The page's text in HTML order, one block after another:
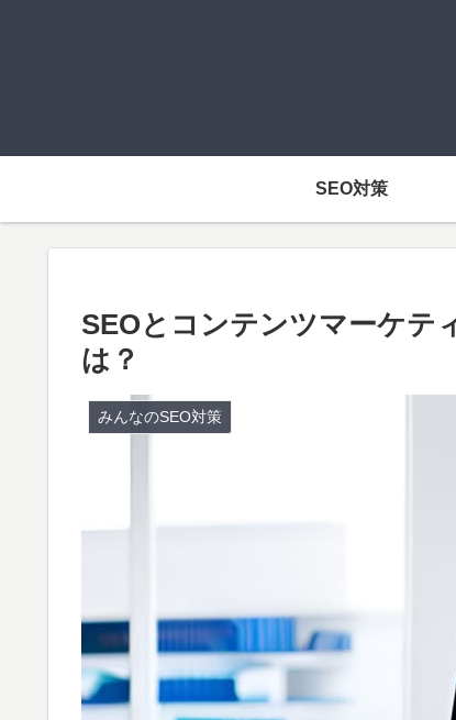
SEO対策
SEOとコンテンツマーケテ
は？
みんなのSEO対策